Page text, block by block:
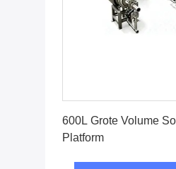
600L Grote Volume
Platform